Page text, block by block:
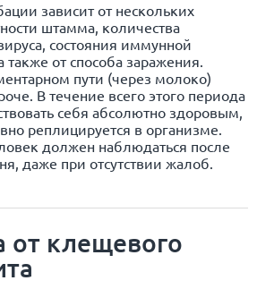
зависит от нескольких
штамма, количества
состояния иммунной
от способа заражения.
пути (через молоко)
В течение всего этого периода
себя абсолютно здоровым,
реплицируется в организме.
должен наблюдаться после
даже при отсутствии жалоб.
от клещевого